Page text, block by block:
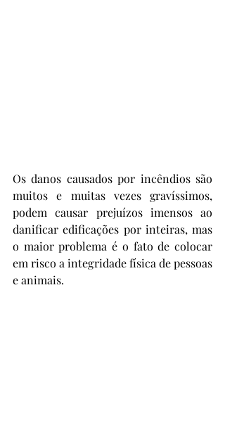
Os danos causados por incêndios são
muitos e muitas vezes gravíssimos,
podem causar prejuízos imensos ao
danificar edificações por inteiras, mas
o maior problema é o fato de colocar
em risco a integridade física de pessoas
e animais.